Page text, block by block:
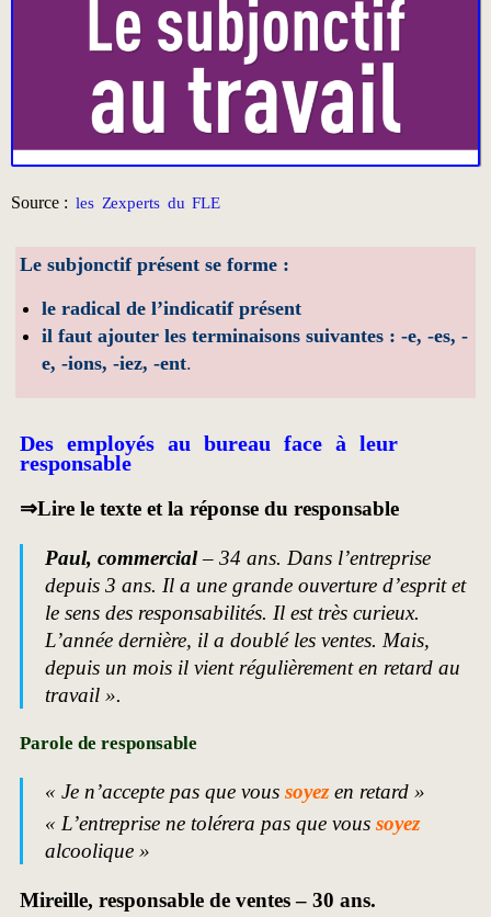
Source : les Zexperts du FLE
Le subjonctif présent se forme :
le radical de l’indicatif présent
il faut ajouter les terminaisons suivantes : -e, -es, -
e, -ions, -iez, -ent.
Des employés au bureau face à leur
responsable
⇒Lire le texte et la réponse du responsable
Paul, commercial– 34 ans. Dans l’entreprise
depuis 3 ans. Il a une grande ouverture d’esprit et
le sens des responsabilités. Il est très curieux.
L’année dernière, il a doublé les ventes. Mais,
depuis un mois il vient régulièrement en retard au
travail ».
Parole de responsable
« Je n’accepte pas que vous soyezen retard »
« L’entreprise ne tolérera pas que vous soyez
alcoolique »
Mireille, responsable de ventes – 30 ans.